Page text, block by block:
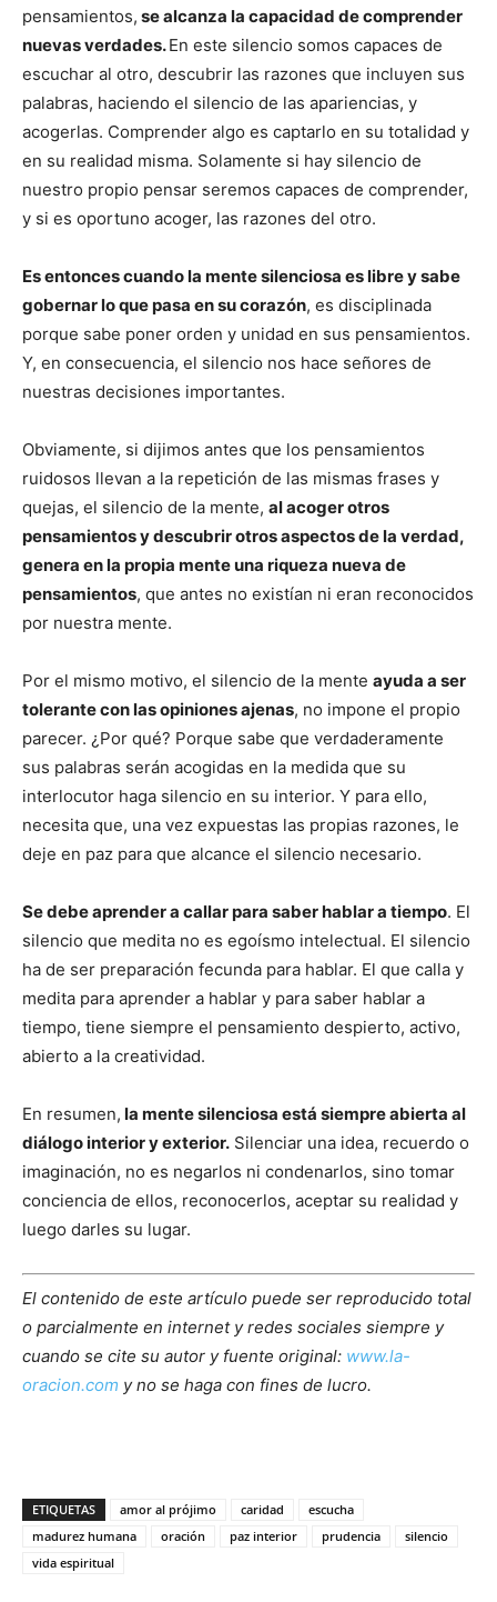
pensamientos, se alcanza la capacidad de comprender
nuevas verdades.En este silencio somos capaces de
escuchar al otro, descubrir las razones que incluyen sus
palabras, haciendo el silencio de las apariencias, y
acogerlas. Comprender algo es captarlo en su totalidad y
en su realidad misma. Solamente si hay silencio de
nuestro propio pensar seremos capaces de comprender,
y si es oportuno acoger, las razones del otro.
Es entonces cuando la mente silenciosa es libre y sabe
gobernar lo que pasa en su corazón, es disciplinada
porque sabe poner orden y unidad en sus pensamientos.
Y, en consecuencia, el silencio nos hace señores de
nuestras decisiones importantes.
Obviamente, si dijimos antes que los pensamientos
ruidosos llevan a la repetición de las mismas frases y
quejas, el silencio de la mente, al acoger otros
pensamientos y descubrir otros aspectos de la verdad,
genera en la propia mente una riqueza nueva de
pensamientos, que antes no existían ni eran reconocidos
por nuestra mente.
Por el mismo motivo, el silencio de la mente ayuda a ser
tolerante con las opiniones ajenas, no impone el propio
parecer. ¿Por qué? Porque sabe que verdaderamente
sus palabras serán acogidas en la medida que su
interlocutor haga silencio en su interior. Y para ello,
necesita que, una vez expuestas las propias razones, le
deje en paz para que alcance el silencio necesario.
Se debe aprender a callar para saber hablar a tiempo. El
silencio que medita no es egoísmo intelectual. El silencio
ha de ser preparación fecunda para hablar. El que calla y
medita para aprender a hablar y para saber hablar a
tiempo, tiene siempre el pensamiento despierto, activo,
abierto a la creatividad.
En resumen, la mente silenciosa está siempre abierta al
diálogo interior y exterior. Silenciar una idea, recuerdo o
imaginación, no es negarlos ni condenarlos, sino tomar
conciencia de ellos, reconocerlos, aceptar su realidad y
luego darles su lugar.
El contenido de este artículo puede ser reproducido total
o parcialmente en internet y redes sociales siempre y
cuando se cite su autor y fuente original: www.la-
oracion.com y no se haga con fines de lucro.
ETIQUETAS amor al prójimo caridad
escucha
madurez humana
oración paz interior prudencia
silencio
vida espiritual